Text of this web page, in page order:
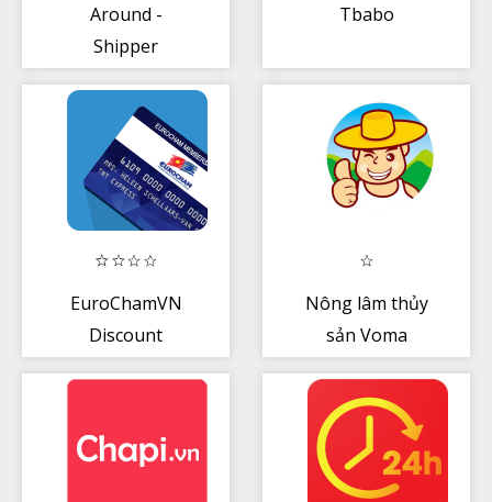
Around -
Shipper
Tbabo
EuroChamVN
Discount
Nông lâm thủy
sản Voma